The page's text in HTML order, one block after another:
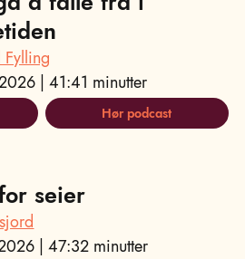
| 41:41 minutter
Hør podcast
seier
| 47:32 minutter